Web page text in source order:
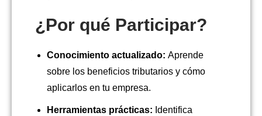
¿Por qué Participar?
Conocimiento actualizado: Aprende
sobre los beneficios tributarios y cómo
aplicarlos en tu empresa.
Herramientas prácticas: Identifica